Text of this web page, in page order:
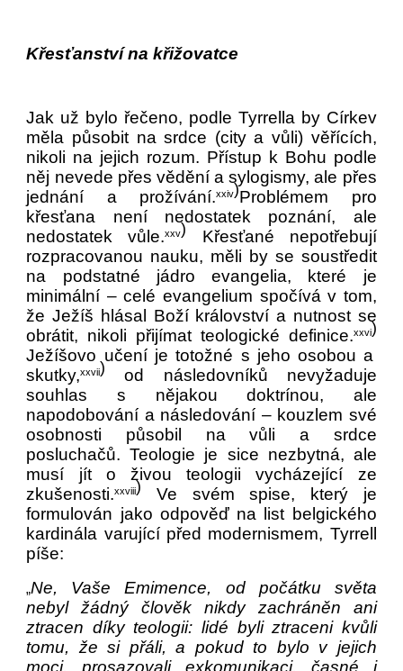
Křesťanství na křižovatce
Jak už bylo řečeno, podle Tyrrella by Církev
měla působit na srdce (city a vůli) věřících,
nikoli na jejich rozum. Přístup k Bohu podle
něj nevede přes vědění a sylogismy, ale přes
jednání a prožívání.xxiv)Problémem pro
křesťana není nedostatek poznání, ale
nedostatek vůle.xxv) Křesťané nepotřebují
rozpracovanou nauku, měli by se soustředit
na podstatné jádro evangelia, které je
minimální – celé evangelium spočívá v tom,
že Ježíš hlásal Boží království a nutnost se
obrátit, nikoli přijímat teologické definice.xxvi)
Ježíšovo učení je totožné s jeho osobou a
skutky,xxvii) od následovníků nevyžaduje
souhlas s nějakou doktrínou, ale
napodobování a následování – kouzlem své
osobnosti působil na vůli a srdce
posluchačů. Teologie je sice nezbytná, ale
musí jít o živou teologii vycházející ze
zkušenosti.xxviii) Ve svém spise, který je
formulován jako odpověď na list belgického
kardinála varující před modernismem, Tyrrell
píše:
„Ne, Vaše Emimence, od počátku světa
nebyl žádný člověk nikdy zachráněn ani
ztracen díky teologii: lidé byli ztraceni kvůli
tomu, že si přáli, a pokud to bylo v jejich
moci, prosazovali exkomunikaci, časné i